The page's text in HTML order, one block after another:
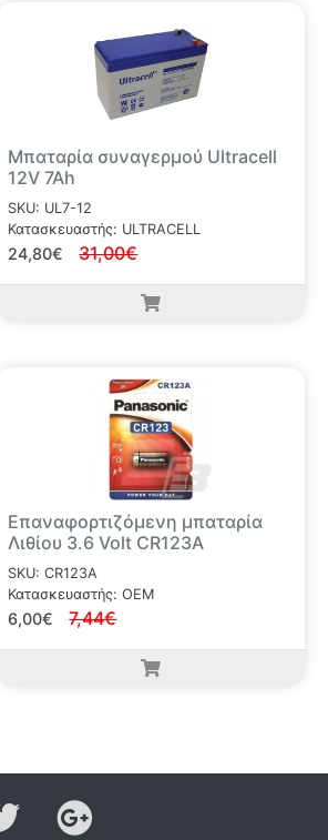
Μπαταρία συναγερμού Ultracell
12V 7Ah
SKU: UL7-12
Κατασκευαστής: ULTRACELL
24,80€ 31,00€
Επαναφορτιζόμενη μπαταρία
Λιθίου 3.6 Volt CR123A
SKU: CR123A
Κατασκευαστής: OEM
6,00€ 7,44€